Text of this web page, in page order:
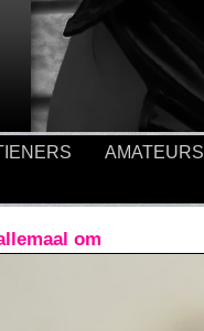
AMATEURS
om